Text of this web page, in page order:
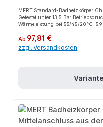
MERT Standard-Badheizkörper
Getestet unter 13,5 Bar
Wärmeleistung bei 55/45/20°C:
60 / 90 mm,- Produziert nach
Zentralheizung, Elektro- und
Blind- und Entlüftungsstopfen
Regulärer Preis:
Ab 97,81 €
zzgl. Versandkosten